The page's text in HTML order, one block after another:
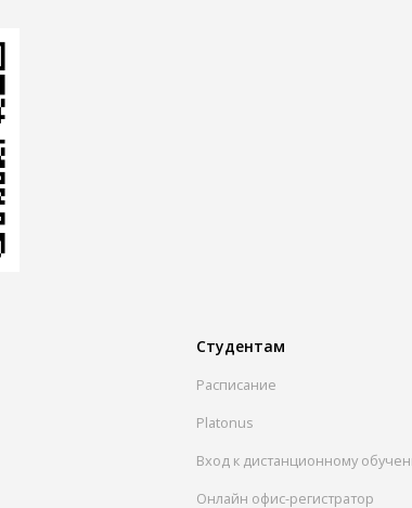
Студентам
Расписание
Platonus
Вход к дистанционному
Онлайн офис-регистратор